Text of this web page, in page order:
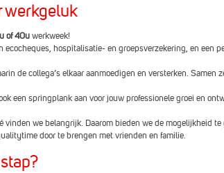
werkgeluk
of 40uwerkweek!
ecocheques, hospitalisatie- en groepsverzekering, en een
de collega’s elkaar aanmoedigen en versterken.
een springplank aan voor jouw professionele groei en
vinden we belangrijk. Daarom bieden we de mogelijkheid
door te brengen met vrienden en familie.